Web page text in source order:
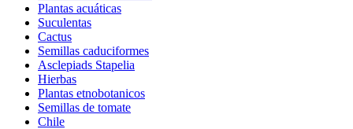
Plantas acuáticas
Suculentas
Cactus
Semillas caduciformes
Asclepiads Stapelia
Hierbas
Plantas etnobotanicos
Semillas de tomate
Chile